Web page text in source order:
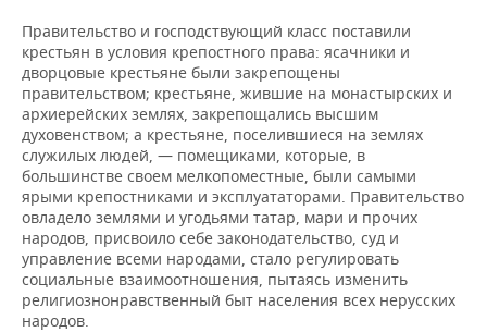
Правительство и господствующий класс поставили
крестьян в условия крепостного права: ясачники и
дворцовые крестьяне были закрепощены
правительством; крестьяне, жившие на монастырских и
архиерейских землях, закрепощались высшим
духовенством; а крестьяне, поселившиеся на землях
служилых людей, — помещиками, которые, в
большинстве своем мелкопоместные, были самыми
ярыми крепостниками и эксплуататорами. Правительство
овладело землями и угодьями татар, мари и прочих
народов, присвоило себе законодательство, суд и
управление всеми народами, стало регулировать
социальные взаимоотношения, пытаясь изменить
религиознонравственный быт населения всех нерусских
народов.